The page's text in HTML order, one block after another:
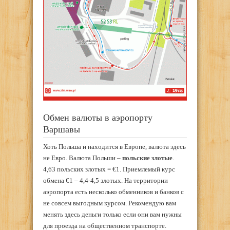
Обмен валюты в аэропорту
Варшавы
Хоть Польша и находится в Европе, валюта здесь
не Евро. Валюта Польши – польские злотые
4,63 польских злотых = €1. Приемлемый курс
обмена €1 – 4,4-4,5 злотых. На территории
аэропорта есть несколько обменников и банков с
не совсем выгодным курсом. Рекомендую вам
менять здесь деньги только если они вам нужны
для проезда на общественном транспорте.